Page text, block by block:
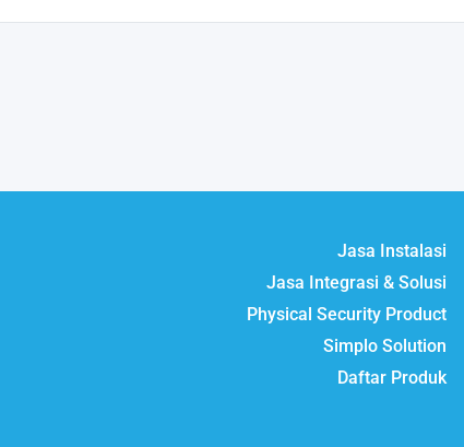
Jasa Instalasi
Jasa Integrasi & Solusi
Physical Security Product
Simplo Solution
Daftar Produk